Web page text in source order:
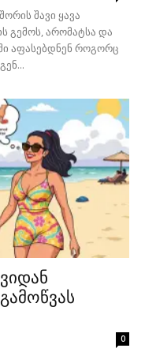
შავი ყავა
გემოს, არომატსა და
აფასებდნენ როგორც
0